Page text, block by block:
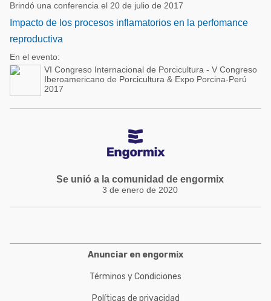
Brindó una conferencia el 20 de julio de 2017
Impacto de los procesos inflamatorios en la perfomance
reproductiva
En el evento:
VI Congreso Internacional de Porcicultura - V Congreso
Iberoamericano de Porcicultura & Expo Porcina-Perú
2017
Se unió a la comunidad de engormix
3 de enero de 2020
Anunciar en engormix
Términos y Condiciones
Políticas de privacidad